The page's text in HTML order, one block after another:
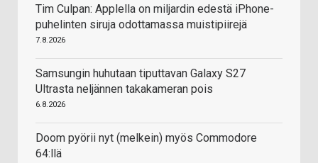
Tim Culpan: Applella on miljardin edestä iPhone-
puhelinten siruja odottamassa muistipiirejä
7.8.2026
Samsungin huhutaan tiputtavan Galaxy S27
Ultrasta neljännen takakameran pois
6.8.2026
Doom pyörii nyt (melkein) myös Commodore
64:llä